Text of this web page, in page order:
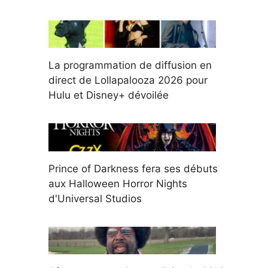
La programmation de diffusion en
direct de Lollapalooza 2026 pour
Hulu et Disney+ dévoilée
Prince of Darkness fera ses débuts
aux Halloween Horror Nights
d'Universal Studios